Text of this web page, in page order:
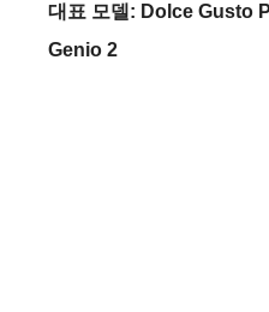
대표 모델: Dolce Gusto
Genio 2